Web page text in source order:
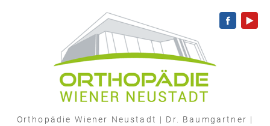
Orthopädie Wiener Neustadt | Dr. Baumgartner |